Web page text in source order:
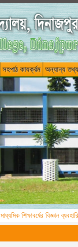
সহপাঠ কাযর্ক্রম অন্যান্য তথ্য
পরীক্ষা-2026 পরীক্ষার